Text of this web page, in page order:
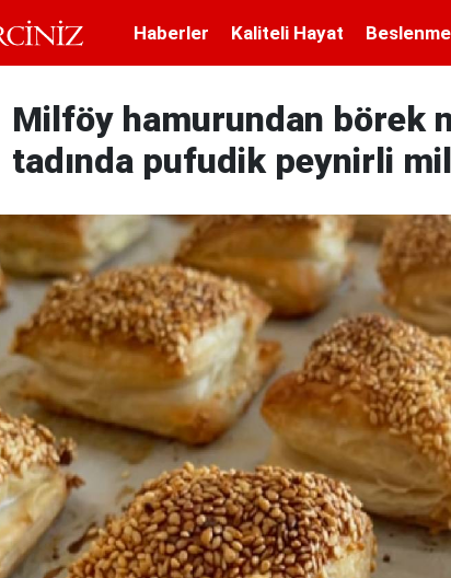
Haberler Kaliteli Hayat Beslenme
Milföy hamurundan börek
tadında pufudik peynirli